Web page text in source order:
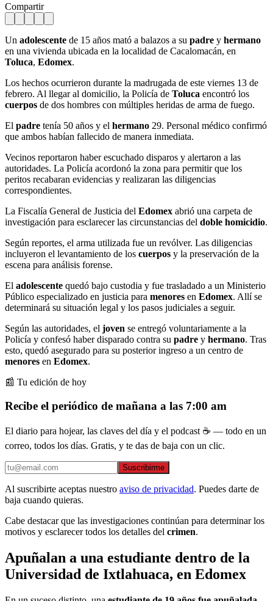
Compartir
Un adolescente de 15 años mató a balazos a su padre y hermano
en una vivienda ubicada en la localidad de Cacalomacán, en
Toluca, Edomex.
Los hechos ocurrieron durante la madrugada de este viernes 13 de
febrero. Al llegar al domicilio, la Policía de Toluca encontró los
cuerpos de dos hombres con múltiples heridas de arma de fuego.
El padre tenía 50 años y el hermano 29. Personal médico confirmó
que ambos habían fallecido de manera inmediata.
Vecinos reportaron haber escuchado disparos y alertaron a las
autoridades. La Policía acordonó la zona para permitir que los
peritos recabaran evidencias y realizaran las diligencias
correspondientes.
La Fiscalía General de Justicia del Edomex abrió una carpeta de
investigación para esclarecer las circunstancias del doble homicidio.
Según reportes, el arma utilizada fue un revólver. Las diligencias
incluyeron el levantamiento de los cuerpos y la preservación de la
escena para análisis forense.
El adolescente quedó bajo custodia y fue trasladado a un Ministerio
Público especializado en justicia para menores en Edomex. Allí se
determinará su situación legal y los pasos judiciales a seguir.
Según las autoridades, el joven se entregó voluntariamente a la
Policía y confesó haber disparado contra su padre y hermano. Tras
esto, quedó asegurado para su posterior ingreso a un centro de
menores en Edomex.
📰 Tu edición de hoy
Recibe el periódico de mañana a las 7:00 am
El diario para hojear, las claves del día y el podcast ☕ — todo en un
correo, todos los días. Gratis, y te das de baja con un clic.
Suscribirme
Al suscribirte aceptas nuestro aviso de privacidad. Puedes darte de
baja cuando quieras.
Cabe destacar que las investigaciones continúan para determinar los
motivos y esclarecer todos los detalles del crimen.
Apuñalan a una estudiante dentro de la
Universidad de Ixtlahuaca, en Edomex